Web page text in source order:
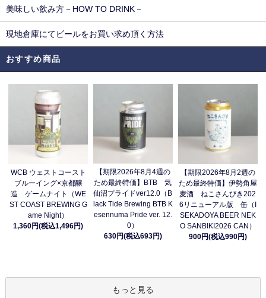
美味しい飲み方－HOW TO DRINK－
現地倉庫にてビールをお買い求め頂く方法
おすすめ商品
WCB ウェストコースト
ブルーイング×京都醸
造 ゲームナイト（WE
ST COAST BREWING G
ame Night）
1,360円(税込1,496円)
【期限2026年8月4週の
ため最終特価】BTB 気
仙沼プライドver12.0（B
lack Tide Brewing BTB K
esennuma Pride ver. 12.
0）
630円(税込693円)
【期限2026年8月2週の
ため最終特価】伊勢角屋
麦酒 ねこさんびき202
6リニューアル版 缶（I
SEKADOYA BEER NEK
O SANBIKI2026 CAN）
900円(税込990円)
もっと見る